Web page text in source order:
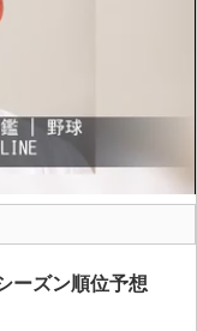
ーズン順位予想